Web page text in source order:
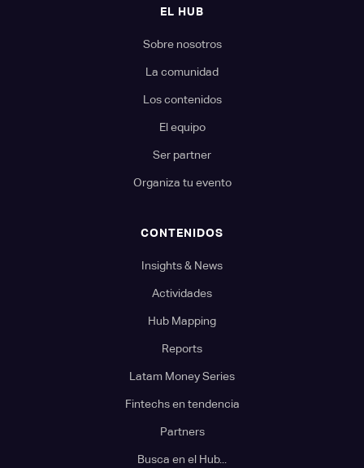
EL HUB
Sobre nosotros
La comunidad
Los contenidos
El equipo
Ser partner
Organiza tu evento
CONTENIDOS
Insights & News
Actividades
Hub Mapping
Reports
Latam Money Series
Fintechs en tendencia
Partners
Busca en el Hub...